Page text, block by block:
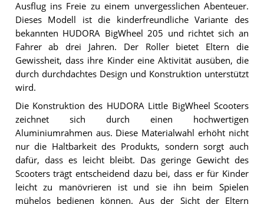
Ausflug ins Freie zu einem unvergesslichen Abenteuer.
Dieses Modell ist die kinderfreundliche Variante des
bekannten HUDORA BigWheel 205 und richtet sich an
Fahrer ab drei Jahren. Der Roller bietet Eltern die
Gewissheit, dass ihre Kinder eine Aktivität ausüben, die
durch durchdachtes Design und Konstruktion unterstützt
wird.
Die Konstruktion des HUDORA Little BigWheel Scooters
zeichnet sich durch einen hochwertigen
Aluminiumrahmen aus. Diese Materialwahl erhöht nicht
nur die Haltbarkeit des Produkts, sondern sorgt auch
dafür, dass es leicht bleibt. Das geringe Gewicht des
Scooters trägt entscheidend dazu bei, dass er für Kinder
leicht zu manövrieren ist und sie ihn beim Spielen
mühelos bedienen können. Aus der Sicht der Eltern